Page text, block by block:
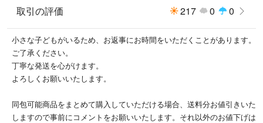
取引の評価 217 0 0
小さな子どもがいるため、お返事にお時間をいただくことがあります。
ご了承ください。
丁寧な発送を心がけます。
よろしくお願いいたします。
同包可能商品をまとめて購入していただける場合、送料分お値引きいた
しますので事前にコメントをお願いいたします。それ以外のお値下げは